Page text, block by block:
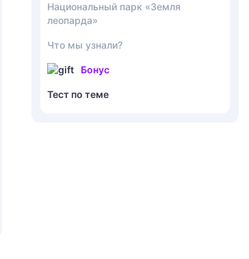
Национальный парк «Земля
леопарда»
Что мы узнали?
Бонус
Тест по теме